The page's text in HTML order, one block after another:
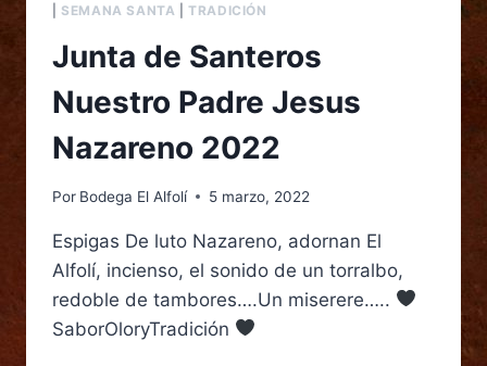
SEMANA SANTA |TRADICIÓN
Junta de Santeros
Nuestro Padre Jesus
Nazareno 2022
Por Bodega El Alfolí 5 marzo, 2022
Espigas De luto Nazareno, adornan El
Alfolí, incienso, el sonido de un torralbo,
redoble de tambores….Un miserere…..
SaborOloryTradición